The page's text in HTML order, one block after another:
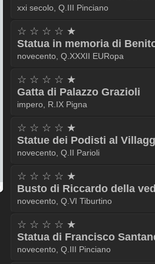
xxi secolo, Q.III Pinciano
☆ ☆ ☆ ☆ ★
Statua in memoria di
novecento, Q.XXXII EURopa
☆ ☆ ☆ ☆ ★
Gatta di Palazzo Grazioli
impero, R.IX Pigna
☆ ☆ ☆ ☆ ★
Statue dei Podisti al
novecento, Q.II Parioli
☆ ☆ ☆ ☆ ★
Busto di Riccardo della
novecento, Q.VI Tiburtino
☆ ☆ ☆ ☆ ★
Statua di Francisco
novecento, Q.III Pinciano